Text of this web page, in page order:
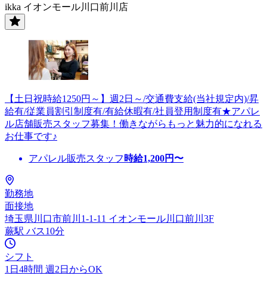
ikka イオンモール川口前川店
【土日祝時給1250円～】週2日～/交通費支給(当社規定内)/昇
給有/従業員割引制度有/有給休暇有/社員登用制度有★アパレ
ル店舗販売スタッフ募集！働きながらもっと魅力的になれる
お仕事です♪
アパレル販売スタッフ 時給1,200円〜
勤務地
面接地
埼玉県川口市前川1-1-11 イオンモール川口前川3F
蕨駅 バス10分
シフト
1日4時間 週2日からOK